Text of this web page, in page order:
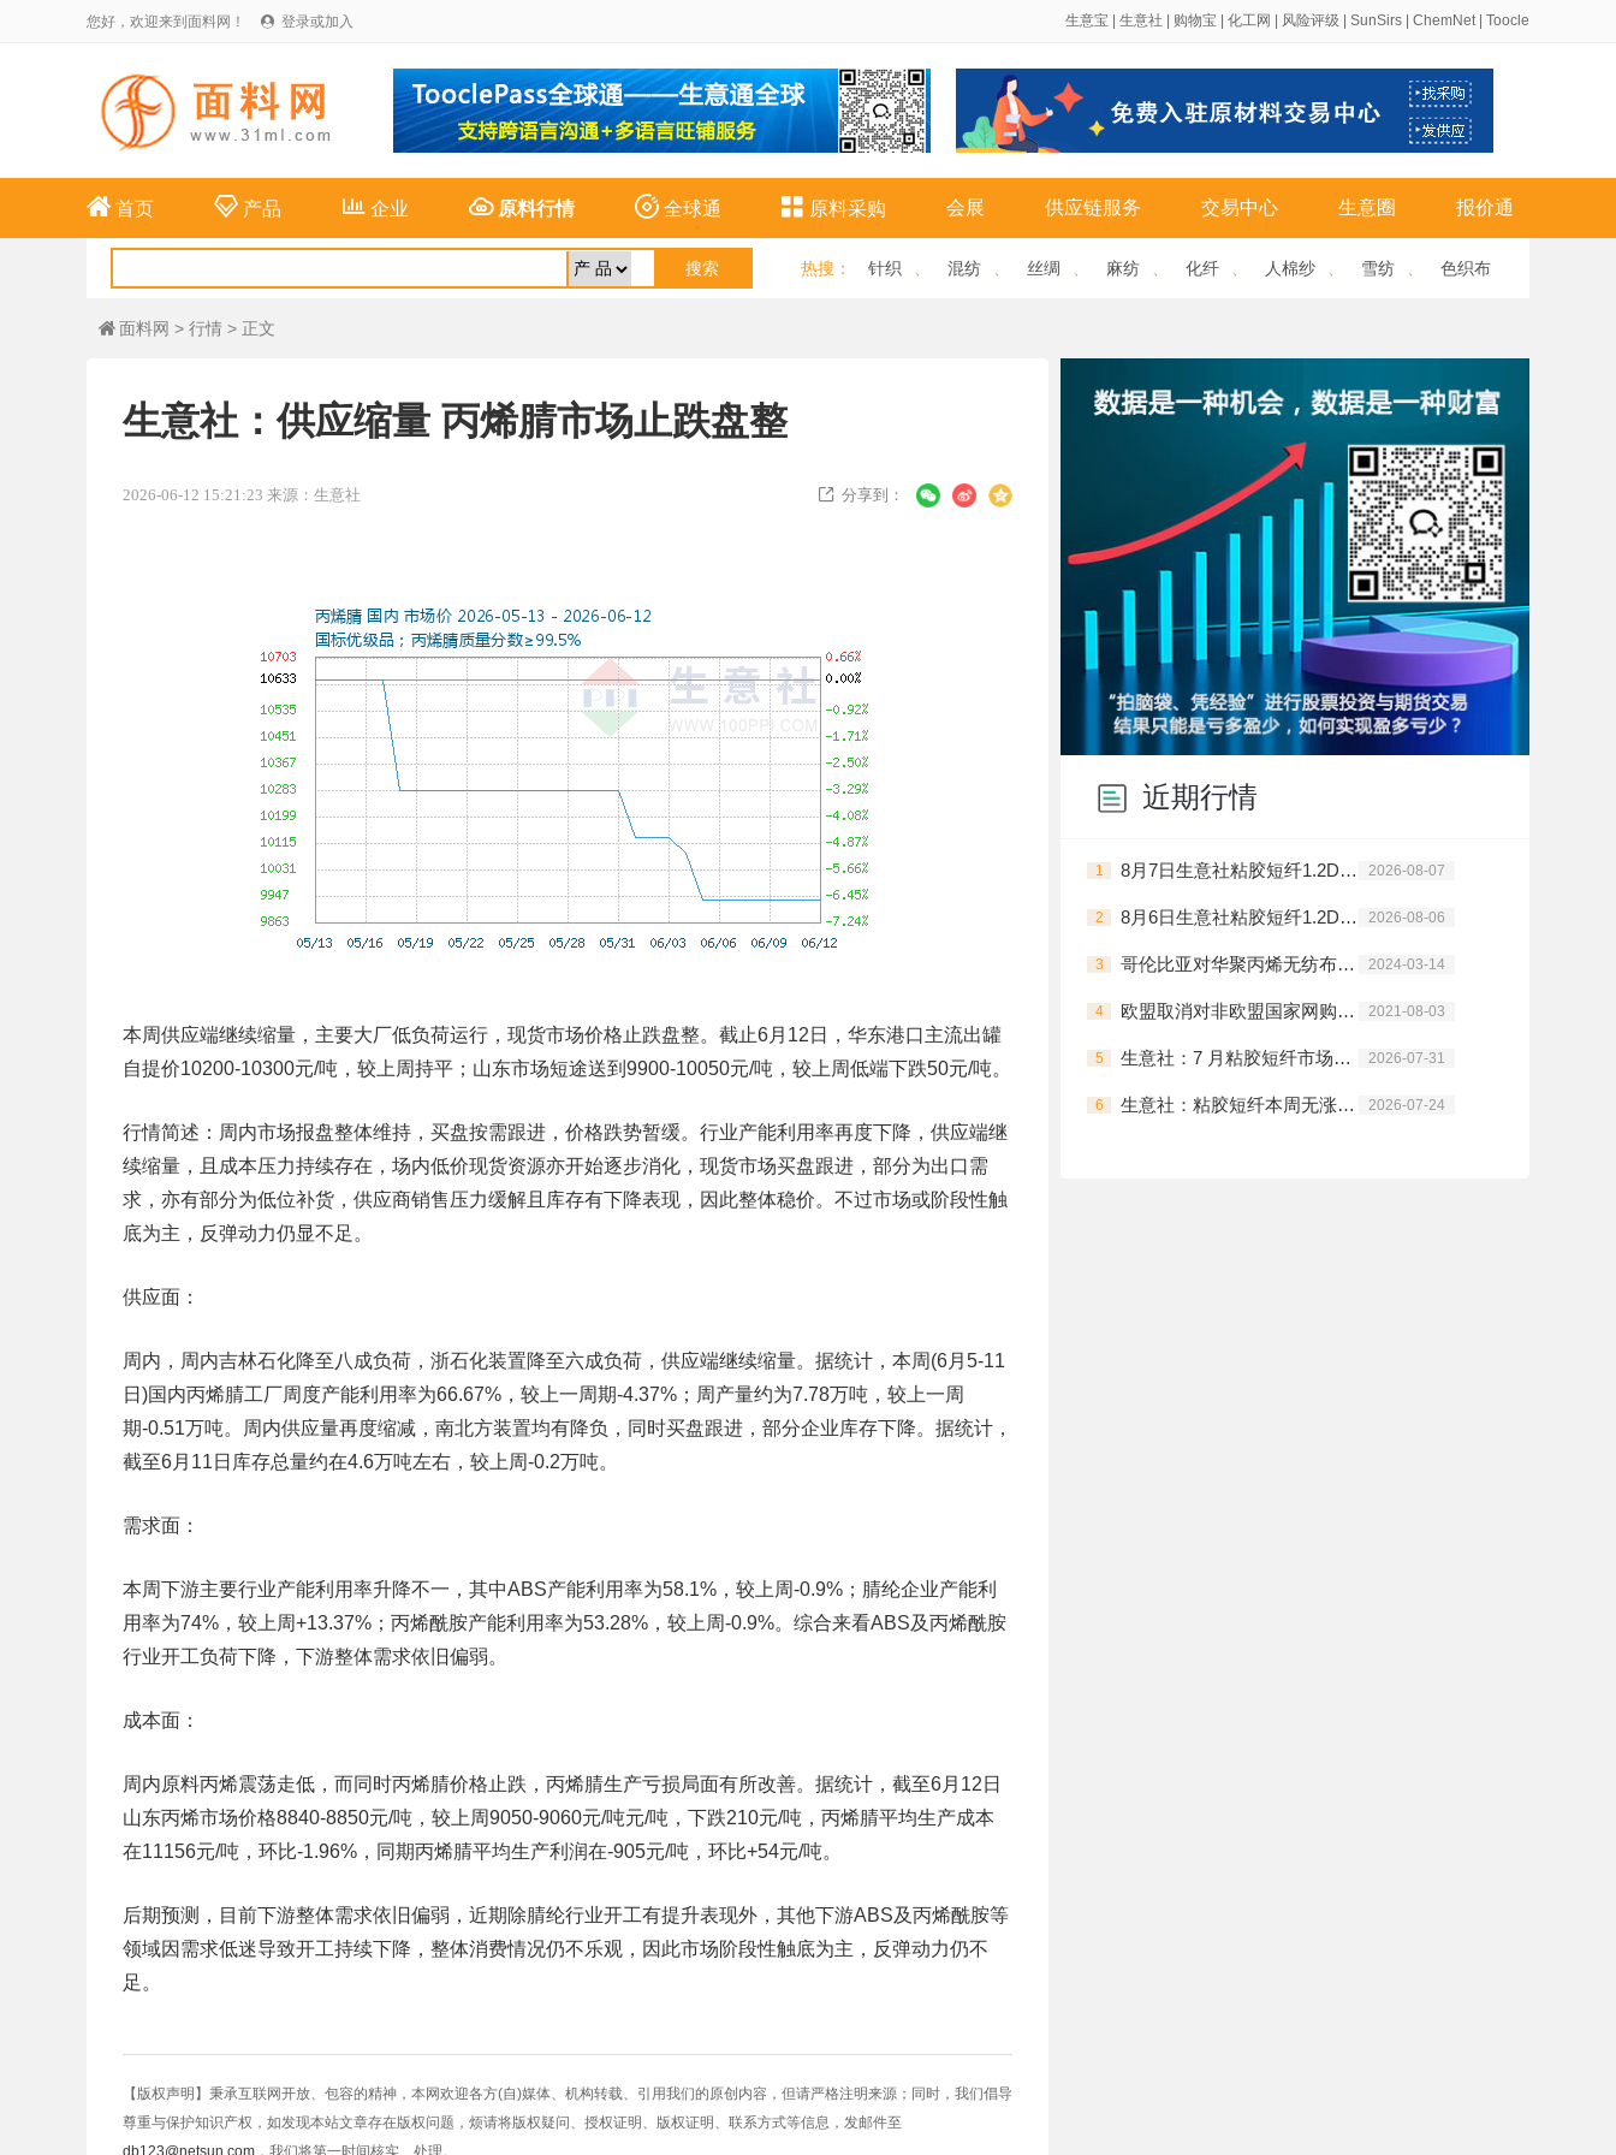
您好，欢迎来到面料网！  登录或加入 生意宝 生意社 购物宝 化工网 风险评级 SunSirs ChemNet| Toocle
 首页 产品 企业 原料行情 全球通  原料采购 会展 供应链服务 交易中心 生意圈 报价通
热搜 ： 针织 混纺 丝绸 麻纺 化纤 人棉纱 雪纺 色织布
 面料网 > 行情 > 正文
生意社：供应缩量 丙烯腈市场止跌盘整
2026-06-12 15:21:23 来源：生意社  分享到：
本周供应端继续缩量，主要大厂低负荷运行，现货市场价格止跌盘整。截止6月12日，华东港口主流出罐
自提价10200-10300元/吨，较上周持平；山东市场短途送到9900-10050元/吨，较上周低端下跌50元/吨。
行情简述：周内市场报盘整体维持，买盘按需跟进，价格跌势暂缓。行业产能利用率再度下降，供应端继
续缩量，且成本压力持续存在，场内低价现货资源亦开始逐步消化，现货市场买盘跟进，部分为出口需
求，亦有部分为低位补货，供应商销售压力缓解且库存有下降表现，因此整体稳价。不过市场或阶段性触
底为主，反弹动力仍显不足。
供应面：
周内，周内吉林石化降至八成负荷，浙石化装置降至六成负荷，供应端继续缩量。据统计，本周(6月5-11
日)国内丙烯腈工厂周度产能利用率为66.67%，较上一周期-4.37%；周产量约为7.78万吨，较上一周
期-0.51万吨。周内供应量再度缩减，南北方装置均有降负，同时买盘跟进，部分企业库存下降。据统计，
截至6月11日库存总量约在4.6万吨左右，较上周-0.2万吨。
需求面：
本周下游主要行业产能利用率升降不一，其中ABS产能利用率为58.1%，较上周-0.9%；腈纶企业产能利
用率为74%，较上周+13.37%；丙烯酰胺产能利用率为53.28%，较上周-0.9%。综合来看ABS及丙烯酰胺
行业开工负荷下降，下游整体需求依旧偏弱。
成本面：
周内原料丙烯震荡走低，而同时丙烯腈价格止跌，丙烯腈生产亏损局面有所改善。据统计，截至6月12日
山东丙烯市场价格8840-8850元/吨，较上周9050-9060元/吨元/吨，下跌210元/吨，丙烯腈平均生产成本
在11156元/吨，环比-1.96%，同期丙烯腈平均生产利润在-905元/吨，环比+54元/吨。
后期预测，目前下游整体需求依旧偏弱，近期除腈纶行业开工有提升表现外，其他下游ABS及丙烯酰胺等
领域因需求低迷导致开工持续下降，整体消费情况仍不乐观，因此市场阶段性触底为主，反弹动力仍不
足。
【版权声明】秉承互联网开放、包容的精神，本网欢迎各方(自)媒体、机构转载、引用我们的原创内容，但请严格注明来源；同时，我们倡导
尊重与保护知识产权，如发现本站文章存在版权问题，烦请将版权疑问、授权证明、版权证明、联系方式等信息，发邮件至
db123@netsun.com ，我们将第一时间核实、处理。
近期行情
1 8月7日生意社粘胶短纤1.2D基准价为14200.00元/吨 2026-08-07
2 8月6日生意社粘胶短纤1.2D基准价为14200.00元/吨 2026-08-06
3 哥伦比亚对华聚丙烯无纺布启动反倾销调查 2024-03-14
4 欧盟取消对非欧盟国家网购商品税收优惠 2021-08-03
5 生意社：7 月粘胶短纤市场走势维稳 2026-07-31
6 生意社：粘胶短纤本周无涨跌变动 呈维稳格局 2026-07-24